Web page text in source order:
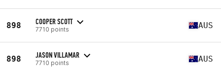
898 COOPER SCOTT
7710 points AUS
898 JASON VILLAMAR
7710 points AUS